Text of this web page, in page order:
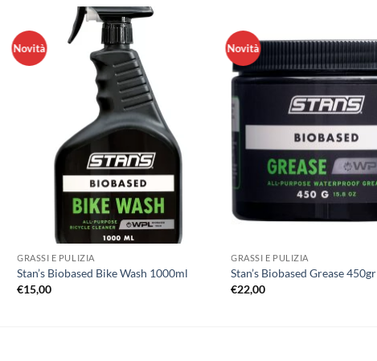
Novità
GRASSI E PULIZIA
Stan’s Biobased Bike Wash 1000ml
€15,00
Novità
GRASSI E PULIZIA
Stan’s Biobased Grease 450gr
€22,00